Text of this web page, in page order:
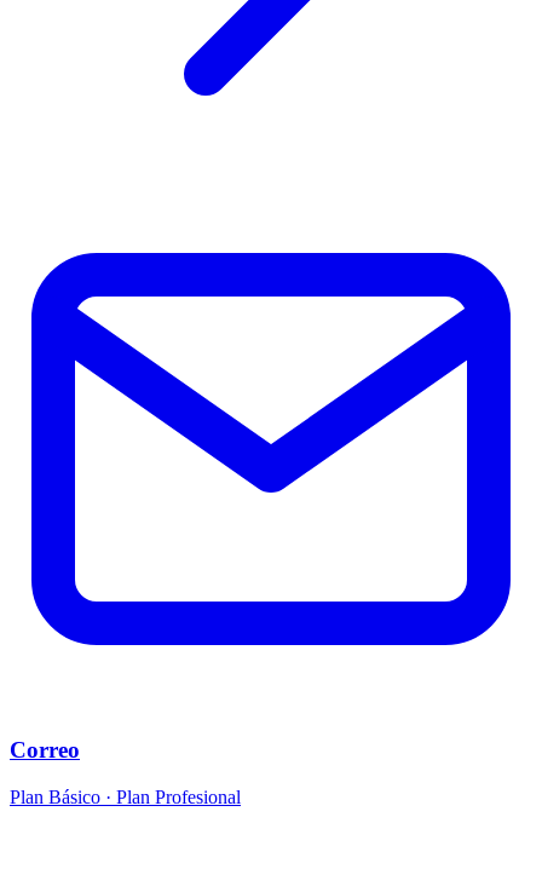
Correo
Plan Básico · Plan Profesional